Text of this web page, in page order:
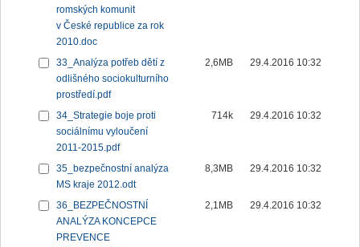
romských komunit
v České republice za rok
2010.doc
33_Analýza potřeb dětí z
odlišného sociokulturního
prostředí.pdf
2,6MB 29.4.2016 10:32
34_Strategie boje proti
sociálnímu vyloučení
2011-2015.pdf
714k 29.4.2016 10:32
35_bezpečnostní analýza
MS kraje 2012.odt
8,3MB 29.4.2016 10:32
36_BEZPEČNOSTNÍ
ANALÝZA KONCEPCE
PREVENCE
2,1MB 29.4.2016 10:32